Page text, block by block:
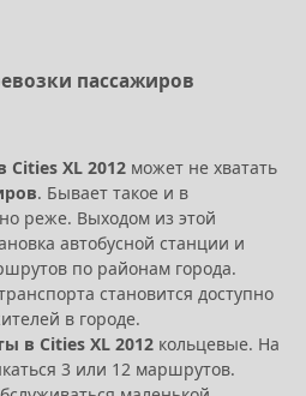
пассажиров
Cities XL 2012 может не хватать
. Бывает такое и в
реже. Выходом из этой
автобусной станции и
по районам города.
становится доступно
в городе.
в Cities XL 2012 кольцевые. На
3 или 12 маршрутов.